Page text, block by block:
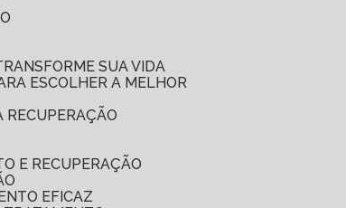
SUA VIDA
ESCOLHER A MELHOR
RECUPERAÇÃO
E RECUPERAÇÃO
EFICAZ